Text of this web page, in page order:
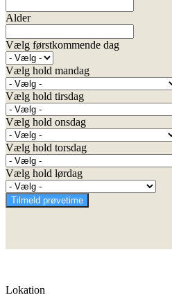
Alder
Vælg førstkommende dag
Vælg hold mandag
Vælg hold tirsdag
Vælg hold onsdag
Vælg hold torsdag
Vælg hold lørdag
Tilmeld prøvetime
Lokation